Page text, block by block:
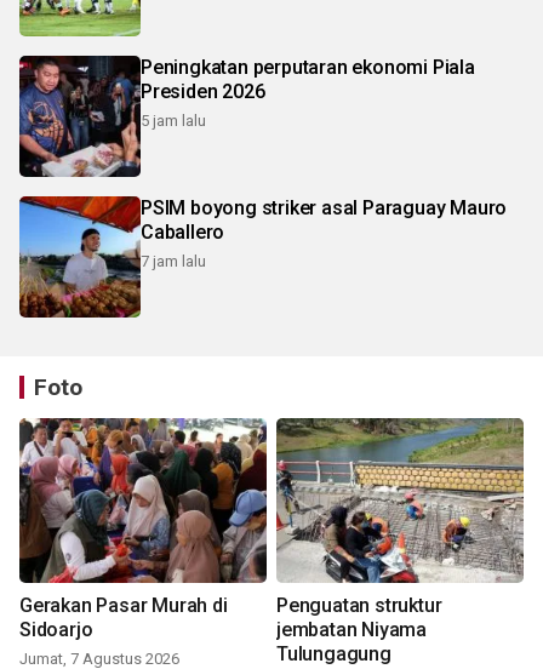
Peningkatan perputaran ekonomi Piala
Presiden 2026
5 jam lalu
PSIM boyong striker asal Paraguay Mauro
Caballero
7 jam lalu
Foto
Gerakan Pasar Murah di
Sidoarjo
Jumat, 7 Agustus 2026
Penguatan struktur
jembatan Niyama
Tulungagung